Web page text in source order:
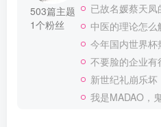
503篇主题
1个粉丝
已故名媛蔡天
中医的理论怎
今年国内世界杯
不要脸的企业有很多，
新世纪礼崩乐坏
我是MADAO，